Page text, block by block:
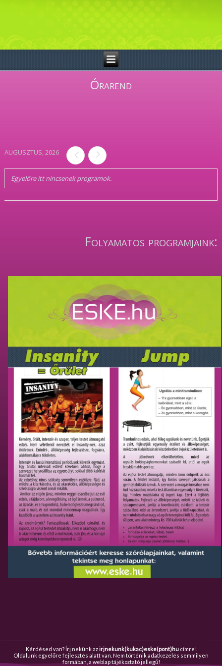
Órarend
AUGUSZTUS, 2026
Egyelőre itt nincsenek programok.
Folyamatos programjaink:
Kérdésed van? Írj nekünk azirjnekunk(kukac)eske(pont)hucímre!
Oldalunk egyelőre fejlesztés alatt van. Nem történik adatkezelés semmilyen
formában, a weblap tájékoztató jellegű!